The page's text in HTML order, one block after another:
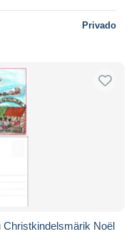
Privado
Noël